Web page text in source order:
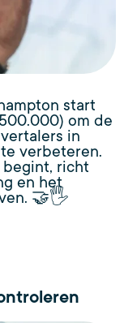
start
om de
in
verbeteren.
richt
en het
🤝🖐️